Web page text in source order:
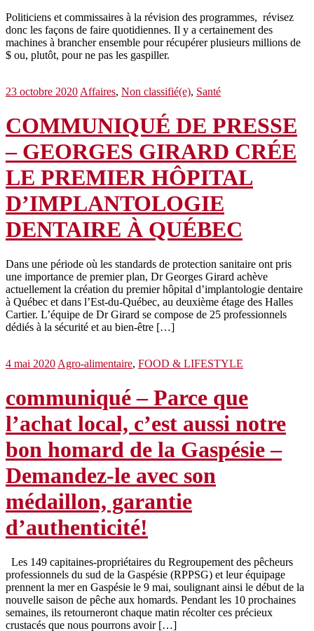
Politiciens et commissaires à la révision des programmes, révisez
donc les façons de faire quotidiennes. Il y a certainement des
machines à brancher ensemble pour récupérer plusieurs millions de
$ ou, plutôt, pour ne pas les gaspiller.
23 octobre 2020 Affaires, Non classifié(e), Santé
COMMUNIQUÉ DE PRESSE
– GEORGES GIRARD CRÉE
LE PREMIER HÔPITAL
D’IMPLANTOLOGIE
DENTAIRE À QUÉBEC
Dans une période où les standards de protection sanitaire ont pris
une importance de premier plan, Dr Georges Girard achève
actuellement la création du premier hôpital d’implantologie dentaire
à Québec et dans l’Est-du-Québec, au deuxième étage des Halles
Cartier. L’équipe de Dr Girard se compose de 25 professionnels
dédiés à la sécurité et au bien-être […]
4 mai 2020 Agro-alimentaire, FOOD & LIFESTYLE
communiqué – Parce que
l’achat local, c’est aussi notre
bon homard de la Gaspésie –
Demandez-le avec son
médaillon, garantie
d’authenticité!
Les 149 capitaines-propriétaires du Regroupement des pêcheurs
professionnels du sud de la Gaspésie (RPPSG) et leur équipage
prennent la mer en Gaspésie le 9 mai, soulignant ainsi le début de la
nouvelle saison de pêche aux homards. Pendant les 10 prochaines
semaines, ils retourneront chaque matin récolter ces précieux
crustacés que nous pourrons avoir […]